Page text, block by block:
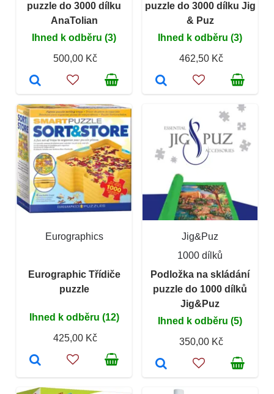
puzzle do 3000 dílku
AnaTolian
Ihned k odběru (3)
500,00 Kč
puzzle do 3000 dílku Jig
& Puz
Ihned k odběru (3)
462,50 Kč
Eurographics
Eurographic Třídiče
puzzle
Ihned k odběru (12)
425,00 Kč
Jig&Puz
1000 dílků
Podložka na skládání
puzzle do 1000 dílků
Jig&Puz
Ihned k odběru (5)
350,00 Kč